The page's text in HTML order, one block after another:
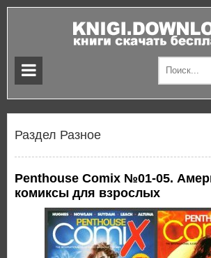
Раздел Разное
Penthouse Comix №01-05.
комиксы для взрослых